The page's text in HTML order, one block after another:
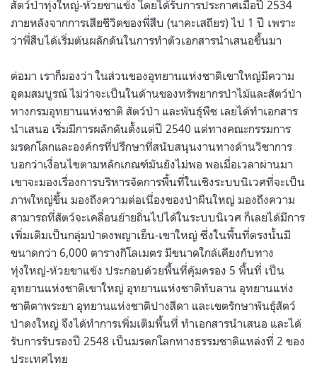
สัตว์ป่าทุ่งใหญ่-ห้วยขาแข้ง โดยได้รับการประกาศเมื่อปี 2534
ภายหลังจากการเสียชีวิตของพี่สืบ (นาคะเสถียร) ไป 1 ปี เพราะ
ว่าพี่สืบได้เริ่มต้นผลักดันในการทำตัวเอกสารนำเสนอขึ้นมา
ต่อมา เราก็มองว่า ในส่วนของอุทยานแห่งชาติเขาใหญ่มีความ
อุดมสมบูรณ์ ไม่ว่าจะเป็นในด้านของทรัพยากรป่าไม้และสัตว์ป่า
ทางกรมอุทยานแห่งชาติ สัตว์ป่า และพันธุ์พืช เลยได้ทำเอกสาร
นำเสนอ เริ่มมีการผลักดันตั้งแต่ปี 2540 แต่ทางคณะกรรมการ
มรดกโลกและองค์กรที่ปรึกษาที่สนับสนุนงานทางด้านวิชาการ
บอกว่าเงื่อนไขตามหลักเกณฑ์มันยังไม่พอ พอเมื่อเวลาผ่านมา
เขาจะมองเรื่องการบริหารจัดการพื้นที่ในเชิงระบบนิเวศที่จะเป็น
ภาพใหญ่ขึ้น มองถึงความต่อเนื่องของป่าผืนใหญ่ มองถึงความ
สามารถที่สัตว์จะเคลื่อนย้ายถิ่นไปได้ในระบบนิเวศ ก็เลยได้มีการ
เพิ่มเติมเป็นกลุ่มป่าดงพญาเย็น-เขาใหญ่ ซึ่งในพื้นที่ตรงนั้นมี
ขนาดกว่า 6,000 ตารางกิโลเมตร มีขนาดใกล้เคียงกับทาง
ทุ่งใหญ่-ห้วยขาแข้ง ประกอบด้วยพื้นที่คุ้มครอง 5 พื้นที่ เป็น
อุทยานแห่งชาติเขาใหญ่ อุทยานแห่งชาติทับลาน อุทยานแห่ง
ชาติตาพระยา อุทยานแห่งชาติปางสีดา และเขตรักษาพันธุ์สัตว์
ป่าดงใหญ่ จึงได้ทำการเพิ่มเติมพื้นที่ ทำเอกสารนำเสนอ และได้
รับการรับรองปี 2548 เป็นมรดกโลกทางธรรมชาติแหล่งที่ 2 ของ
ประเทศไทย